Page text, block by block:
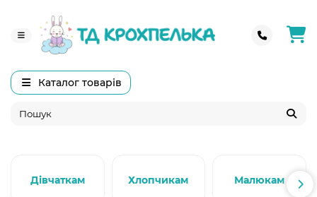
Каталог товарів
Дівчаткам Хлопчикам Малюкам